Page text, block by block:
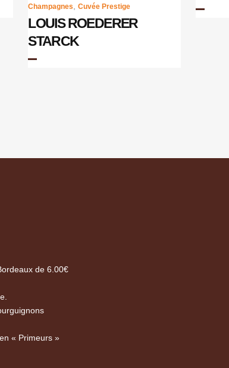
Champagnes ,Cuvée Prestige
LOUIS ROEDERER
STARCK
de 6.00€
« Primeurs »